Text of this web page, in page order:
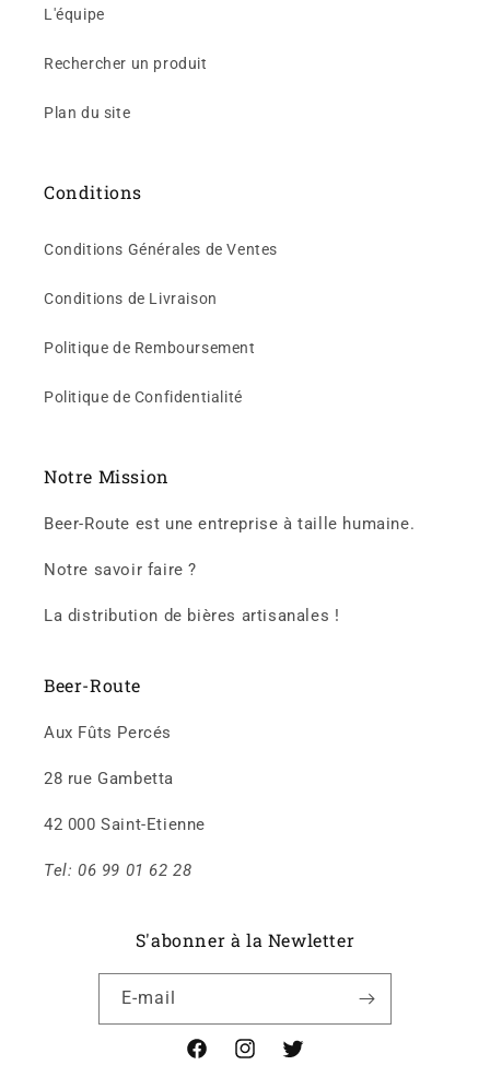
L'équipe
Rechercher un produit
Plan du site
Conditions
Conditions Générales de Ventes
Conditions de Livraison
Politique de Remboursement
Politique de Confidentialité
Notre Mission
Beer-Route est une entreprise à taille humaine.
Notre savoir faire ?
La distribution de bières artisanales !
Beer-Route
Aux Fûts Percés
28 rue Gambetta
42 000 Saint-Etienne
Tel: 06 99 01 62 28
S'abonner à la Newletter
E-mail
FacebookInstagram
X